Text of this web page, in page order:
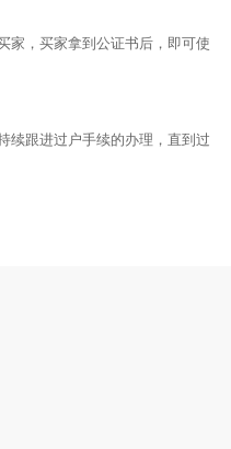
家，买家拿到公证书后，即可使
续跟进过户手续的办理，直到过